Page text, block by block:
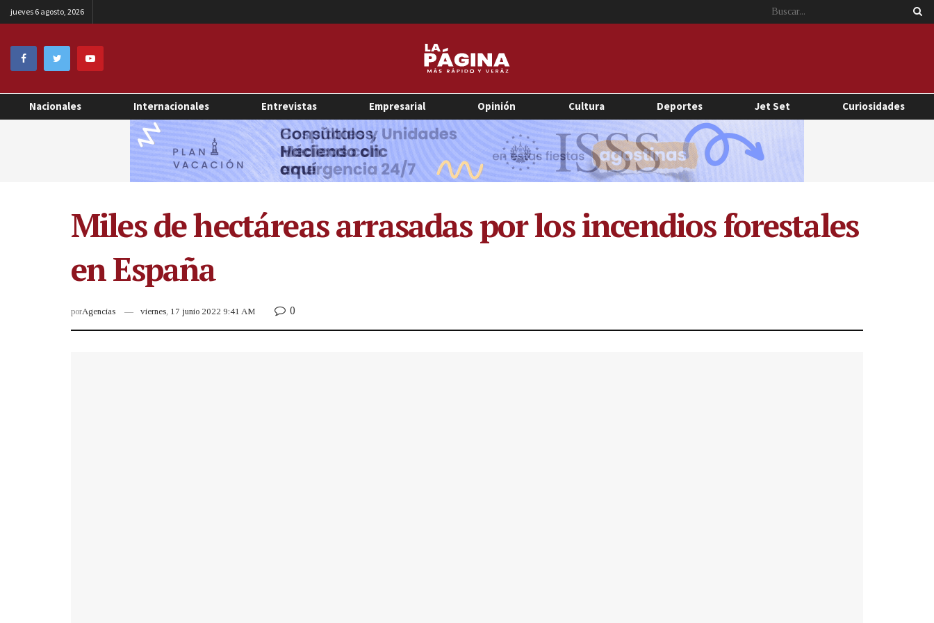
jueves 6 agosto, 2026
Nacionales Internacionales Entrevistas Empresarial Opinión Cultura Deportes Jet Set Curiosidades
Miles de hectáreas arrasadas por los incendios forestales
en España
porAgencias viernes, 17 junio 2022 9:41 AM 0